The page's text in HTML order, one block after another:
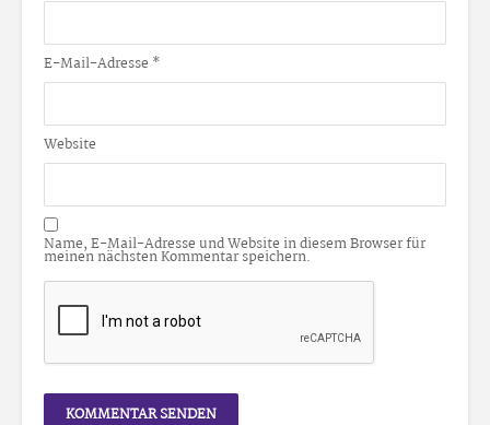
E-Mail-Adresse *
Website
Name, E-Mail-Adresse und Website in diesem Browser für
meinen nächsten Kommentar speichern.